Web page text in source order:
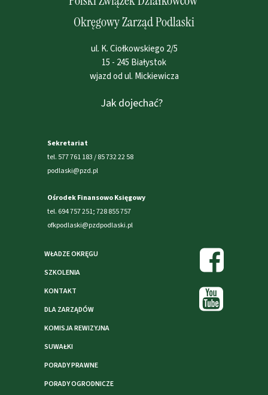
Jak dojechać?
Okręgowy Zarząd Podlaski
ul. K. Ciołkowskiego 2/5
15 - 245 Białystok
wjazd od ul. Mickiewicza
Sekretariat
tel. 577 761 183 / 85 732 22 58
podlaski@pzd.pl
Ośrodek Finansowo Księgowy
tel. 694 757 251; 728 855 757
ofkpodlaski@pzdpodlaski.pl
WŁADZE OKRĘGU
SZKOLENIA
KONTAKT
DLA ZARZĄDÓW
KOMISJA REWIZYJNA
SUWAŁKI
PORADY PRAWNE
PORADY OGRODNICZE